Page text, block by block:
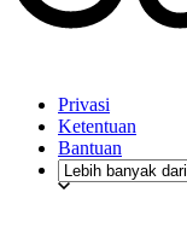
Privasi
Ketentuan
Bantuan